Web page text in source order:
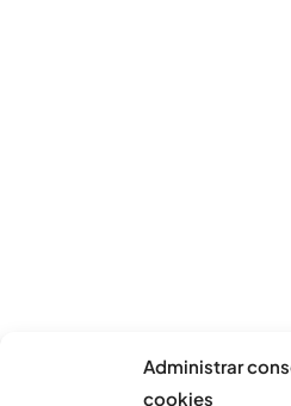
Administrar
cookies